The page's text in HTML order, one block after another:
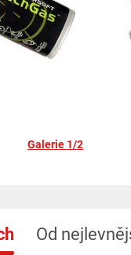
Galerie 1/2
Od